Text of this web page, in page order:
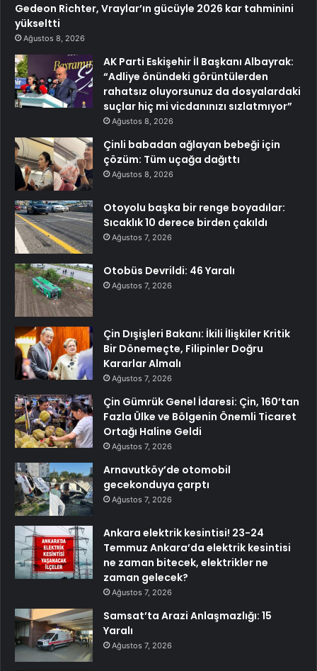
Gedeon Richter, Vraylar’ın gücüyle 2026 kar tahminini
yükseltti
Ağustos 8, 2026
AK Parti Eskişehir İl Başkanı Albayrak:
“Adliye önündeki görüntülerden
rahatsız oluyorsunuz da dosyalardaki
suçlar hiç mi vicdanınızı sızlatmıyor”
Ağustos 8, 2026
Çinli babadan ağlayan bebeği için
çözüm: Tüm uçağa dağıttı
Ağustos 8, 2026
Otoyolu başka bir renge boyadılar:
Sıcaklık 10 derece birden çakıldı
Ağustos 7, 2026
Otobüs Devrildi: 46 Yaralı
Ağustos 7, 2026
Çin Dışişleri Bakanı: İkili İlişkiler Kritik
Bir Dönemeçte, Filipinler Doğru
Kararlar Almalı
Ağustos 7, 2026
Çin Gümrük Genel İdaresi: Çin, 160’tan
Fazla Ülke ve Bölgenin Önemli Ticaret
Ortağı Haline Geldi
Ağustos 7, 2026
Arnavutköy’de otomobil
gecekonduya çarptı
Ağustos 7, 2026
Ankara elektrik kesintisi! 23-24
Temmuz Ankara’da elektrik kesintisi
ne zaman bitecek, elektrikler ne
zaman gelecek?
Ağustos 7, 2026
Samsat’ta Arazi Anlaşmazlığı: 15
Yaralı
Ağustos 7, 2026